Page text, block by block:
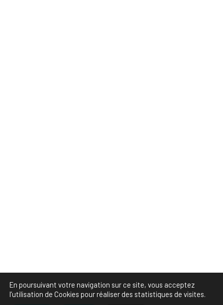
En poursuivant votre navigation sur ce site, vous acceptez
l’utilisation de Cookies pour réaliser des statistiques de visites.